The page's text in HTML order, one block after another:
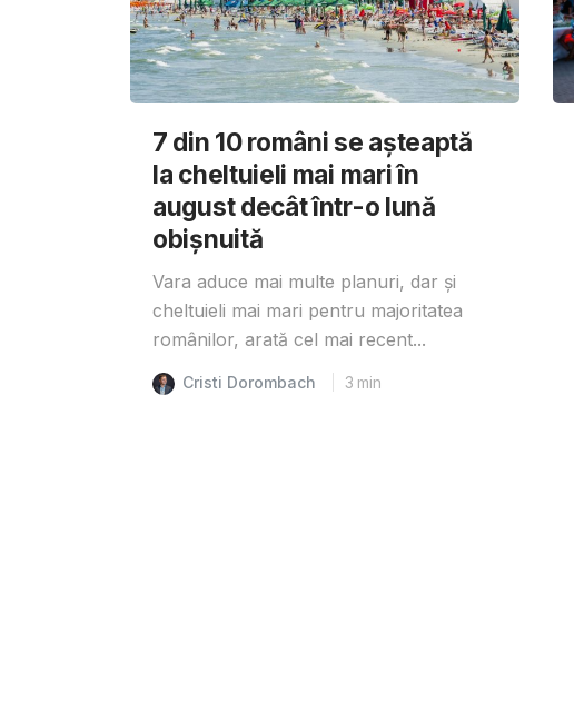
7 din 10 români se așteaptă
la cheltuieli mai mari în
august decât într-o lună
obișnuită
Vara aduce mai multe planuri, dar și
cheltuieli mai mari pentru majoritatea
românilor, arată cel mai recent...
Cristi Dorombach 3 min